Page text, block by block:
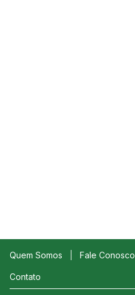
Quem Somos Fale Conosco
Contato